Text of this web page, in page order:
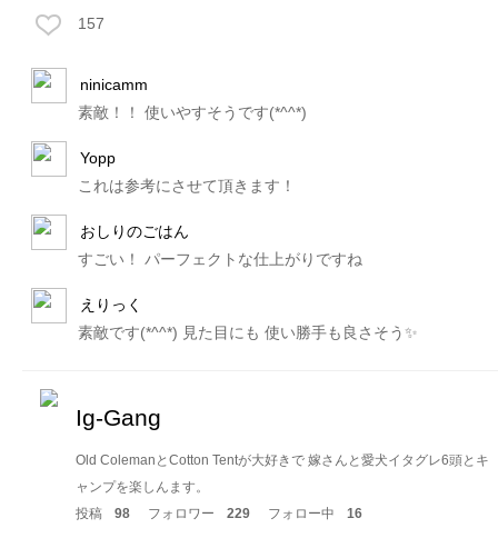
157
ninicamm
素敵！！ 使いやすそうです(*^^*)
Yopp
これは参考にさせて頂きます！
おしりのごはん
すごい！ パーフェクトな仕上がりですね
えりっく
素敵です(*^^*) 見た目にも 使い勝手も良さそう✨
Ig-Gang
Old ColemanとCotton Tentが大好きで 嫁さんと愛犬イタグレ6頭とキ
ャンプを楽しんます。
投稿
98 フォロワー 229 フォロー中 16